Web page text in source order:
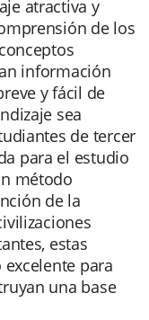
atractiva y
de los
información
y fácil de
sea
de tercer
para el estudio
método
de la
estas
para
una base